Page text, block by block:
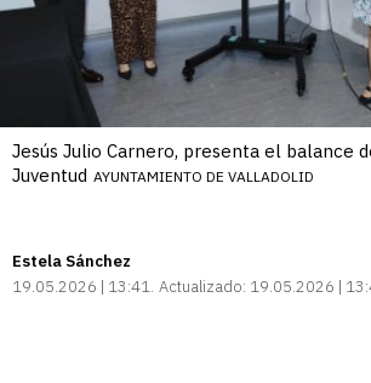
Jesús Julio Carnero, presenta el balance
Juventud AYUNTAMIENTO DE VALLADOLID
Estela Sánchez
19.05.2026 | 13:41 Actualizado: 19.05.2026 |